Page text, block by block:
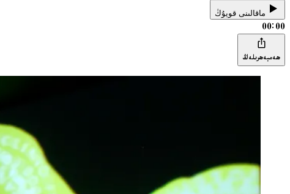
ماقالىنى قويۇڭ
00:00
ھەمبەھرىلەڭ